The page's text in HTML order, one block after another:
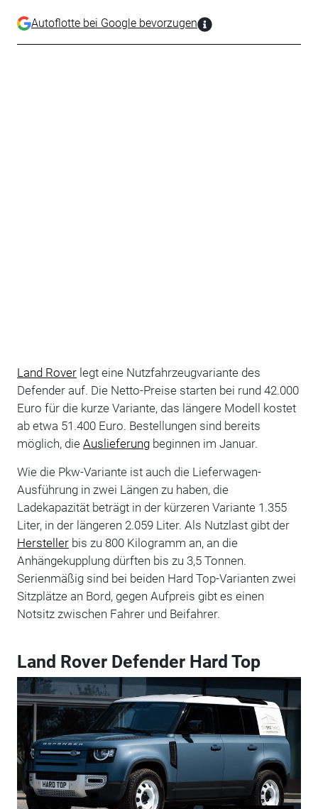
Autoflotte bei Google bevorzugen
Land Roverlegt eine Nutzfahrzeugvariante des
Defender auf. Die Netto-Preise starten bei rund 42.000
Euro für die kurze Variante, das längere Modell kostet
ab etwa 51.400 Euro. Bestellungen sind bereits
möglich, die Auslieferungbeginnen im Januar.
Wie die Pkw-Variante ist auch die Lieferwagen-
Ausführung in zwei Längen zu haben, die
Ladekapazität beträgt in der kürzeren Variante 1.355
Liter, in der längeren 2.059 Liter. Als Nutzlast gibt der
Herstellerbis zu 800 Kilogramm an, an die
Anhängekupplung dürften bis zu 3,5 Tonnen.
Serienmäßig sind bei beiden Hard Top-Varianten zwei
Sitzplätze an Bord, gegen Aufpreis gibt es einen
Notsitz zwischen Fahrer und Beifahrer.
Land Rover Defender Hard Top